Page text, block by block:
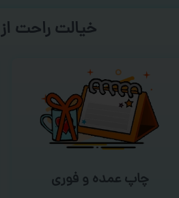
خیالت راحت از
چاپ عمده و فوری